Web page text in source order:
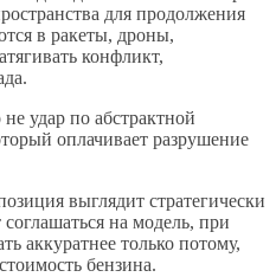
для продолжения
в ракеты, дроны,
конфликт,
удар по абстрактной
оплачивает разрушение
выглядит стратегически
на модель, при
аккуратнее только потому,
бензина.